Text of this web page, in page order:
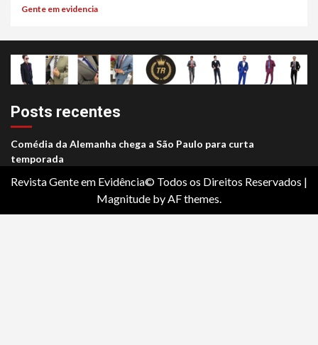
Gente em evidencia
Posts recentes
Comédia da Alemanha chega a São Paulo para curta
temporada
Revista Gente em Evidência© Todos os Direitos Reservados |
Magnitude by AF themes.